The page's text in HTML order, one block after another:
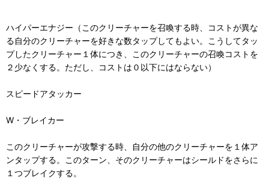
ハイパーエナジー（このクリーチャーを召喚する時、コストが異な
る自分のクリーチャーを好きな数タップしてもよい。こうしてタッ
プしたクリーチャー１体につき、このクリーチャーの召喚コストを
２少なくする。ただし、コストは０以下にはならない）
スピードアタッカー
W・ブレイカー
このクリーチャーが攻撃する時、自分の他のクリーチャーを１体ア
ンタップする。このターン、そのクリーチャーはシールドをさらに
１つブレイクする。